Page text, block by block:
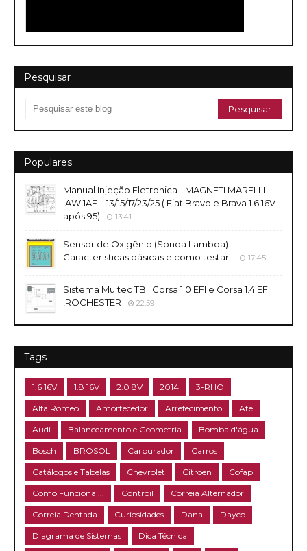
Pesquisar
Populares
Manual Injeção Eletronica - MAGNETI MARELLI
IAW 1AF – 13/15/17/23/25 ( Fiat Bravo e Brava 1.6 16V
após 95)
13:41
Sensor de Oxigênio (Sonda Lambda)
Caracteristicas básicas e como testar .
17:45
Sistema Multec TBI: Corsa 1.0 EFI e Corsa 1.4 EFI
,ROCHESTER
22:59
Tags
1.6 16V 1.8 16V 2.0 8V 2014 3-RHO
Alfa Romeo Amortecedor Arrefecimento Ate
Audi Balanceamento e Geometria Bomba d'água
Bosch BROSOL Carburador Carros
Catálogos e Tabelas Chevrolet Citroen Cofap
Como Funciona ... Controil Correia Alternador
Correia Dentada Curiosidades Dana Dayco
Diagrama de Sistemas Dica Técnica